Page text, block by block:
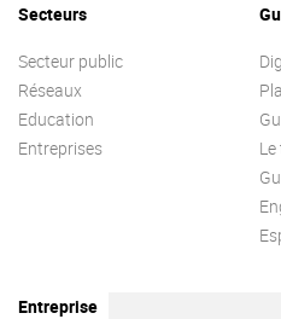
Secteurs
Secteur public
Réseaux
Education
Entreprises
Entreprise